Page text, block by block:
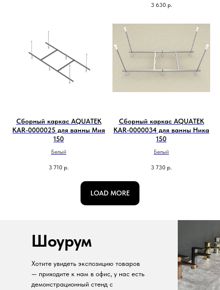
3 630 р.
Сборный каркас AQUATEK
KAR-0000025 для ванны Мия
150
Белый
3 710 р.
Сборный каркас AQUATEK
KAR-0000034 для ванны Ника
150
Белый
3 730 р.
LOAD MORE
Шоурум
Хотите увидеть экспозицию товаров
— приходите к нам в офис, у нас есть
демонстрационный стенд с